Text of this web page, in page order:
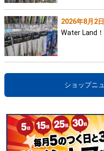
2026年8月2日
Water Land！
ショップニ